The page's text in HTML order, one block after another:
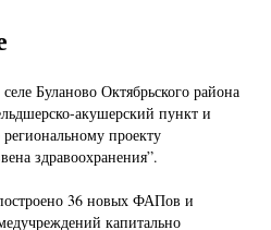
Буланово Октябрьского района
акушерский пункт и
проекту
здравоохранения”.
36 новых ФАПов и
капитально